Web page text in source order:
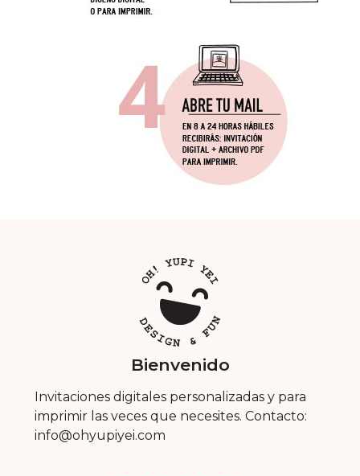
Bienvenido
Invitaciones digitales personalizadas y para
imprimir las veces que necesites. Contacto:
info@ohyupiyei.com